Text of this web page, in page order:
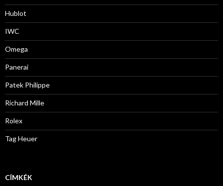
Hublot
IWC
Omega
Panerai
Patek Philippe
Richard Mille
Rolex
Tag Heuer
CÍMKÉK